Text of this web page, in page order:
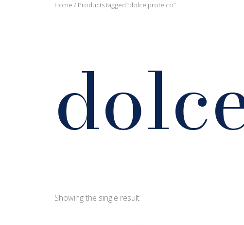
Home / Products tagged “dolce proteico”
Showing the single result